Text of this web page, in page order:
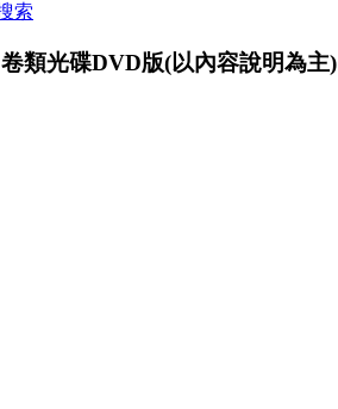
索
類光碟DVD版(以內容說明為主)